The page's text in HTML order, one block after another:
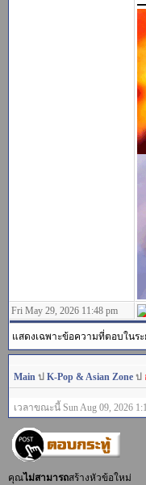
Fri May 29, 2026 11:48 pm
แสดงเฉพาะข้อความที่ตอบในระ
Main ป K-Pop & Asian Zone ป
เวลาขณะนี้ Sun Aug 09, 2026
คุณไม่สามารถสร้างหัวข้อใหม่